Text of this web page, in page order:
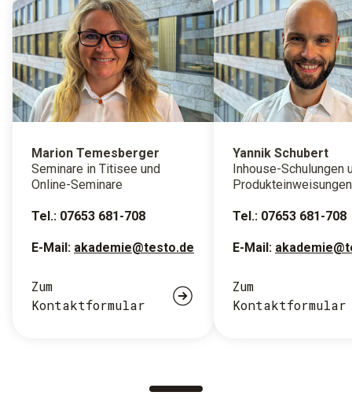
Marion Temesberger
Seminare in Titisee und
Online-Seminare
Tel.: 07653 681-708
E-Mail: akademie@testo.de
Zum
Kontaktformular
Yannik Schubert
Inhouse-Schulungen
Produkteinweisungen
Tel.: 07653 681-708
E-Mail:
Zum
Kontaktformular